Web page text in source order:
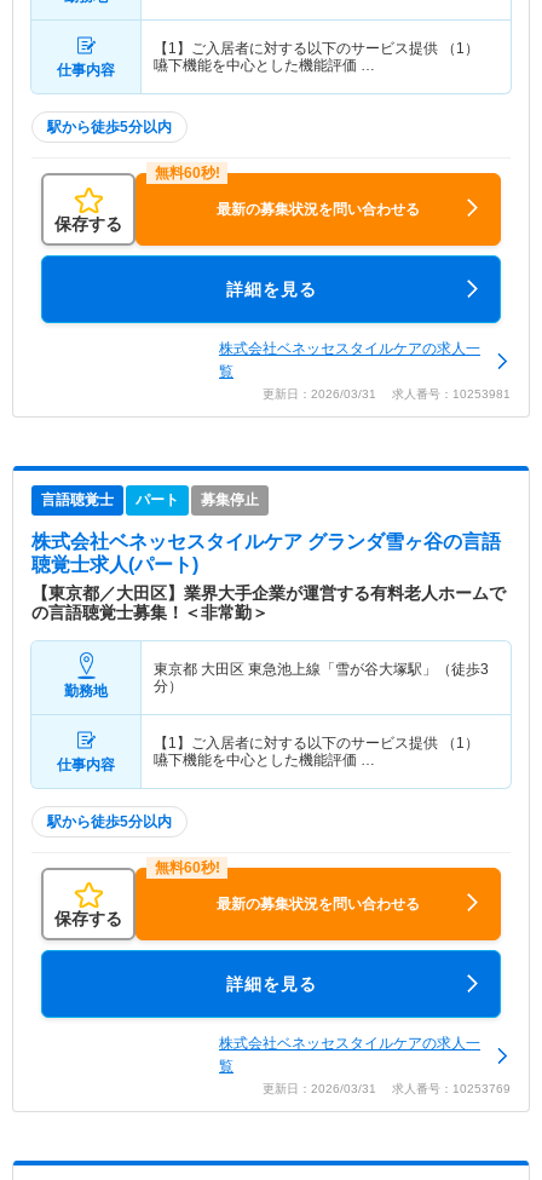
仕事内容
【1】ご入居者に対する以下のサービス提供 （1）
嚥下機能を中心とした機能評価 …
駅から徒歩5分以内
保存する
最新の募集状況を問い合わせる
詳細を見る
株式会社ベネッセスタイルケアの求人一
覧
更新日：2026/03/31 求人番号：10253981
言語聴覚士 パート 募集停止
株式会社ベネッセスタイルケア グランダ雪ヶ谷の言語
聴覚士求人(パート)
【東京都／大田区】業界大手企業が運営する有料老人ホームで
の言語聴覚士募集！＜非常勤＞
勤務地
東京都 大田区 東急池上線「雪が谷大塚駅」（徒歩3
分）
仕事内容
【1】ご入居者に対する以下のサービス提供 （1）
嚥下機能を中心とした機能評価 …
駅から徒歩5分以内
保存する
最新の募集状況を問い合わせる
詳細を見る
株式会社ベネッセスタイルケアの求人一
覧
更新日：2026/03/31 求人番号：10253769